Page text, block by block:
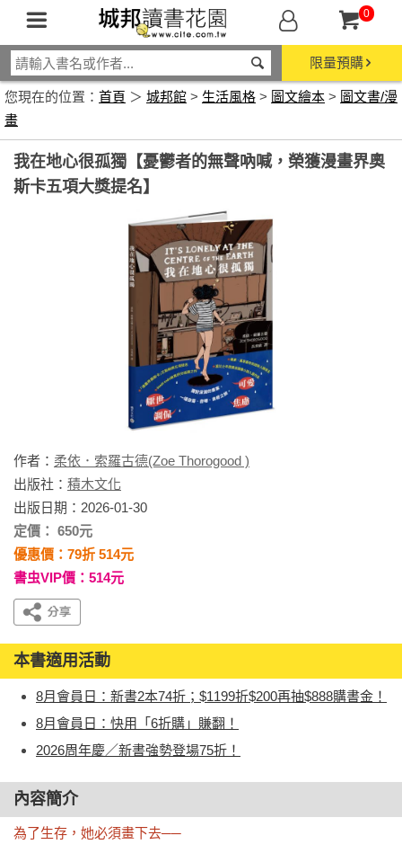
0
限量預購
您現在的位置： 首頁 ＞ 城邦館 > 生活風格 > 圖文繪本 > 圖文書/漫
畫
我在地心很孤獨【憂鬱者的無聲吶喊，榮獲漫畫界奧
斯卡五項大獎提名】
作者： 柔依．索羅古德(Zoe Thorogood )
出版社： 積木文化
出版日期：2026-01-30
定價： 650元
優惠價：79折 514元
書虫VIP價：514元
本書適用活動
8月會員日：新書2本74折；$1199折$200再抽$888購書金！
8月會員日：快用「6折購」賺翻！
2026周年慶／新書強勢登場75折！
內容簡介
為了生存，她必須畫下去──